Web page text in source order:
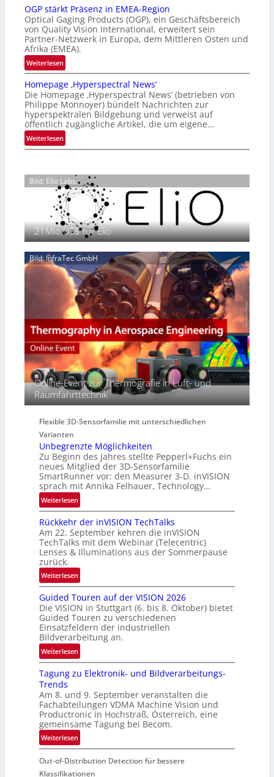
t
i
o
n
l
V
i
s
i
o
n
g
h
t
2
0
2
l
a
n
d
o
b
e
t
e
i
i
g
s
i
c
h
a
n
S
e
r
e
t
s
S
e
i
e
s
-
B
u
n
d
e
OGP stärkt Präsenz in EMEA-Region
Optical Gaging Products (OGP), ein Geschäftsbereich
von Quality Vision International, erweitert sein
Partner-Netzwerk in Europa, dem Mittleren Osten und
Afrika (EMEA).
Weiterlesen:
O
G
P
s
t
ä
r
P
r
ä
s
e
n
i
n
E
E
A
-
R
e
o
n
Homepage ‚Hyperspectral News‘
Die Homepage ‚Hyperspectral News‘ (betrieben von
Philippe Monnoyer) bündelt Nachrichten zur
hyperspektralen Bildgebung und verweist auf
öffentlich zugängliche Artikel, die um eigene…
Weiterlesen:
H
m
e
p
a
g
e
‚
H
y
p
s
p
e
c
r
a
l
N
s
‘
Bild: Elio Labs.
21Mio.US$ für Elio
Bild: InfraTec GmbH
Online-Event zur Thermografie in Luft- und
Raumfahrttechnik
Flexible 3D-Sensorfamilie mit unterschiedlichen
Varianten
Unbegrenzte Möglichkeiten
Zu Beginn des Jahres stellte Pepperl+Fuchs ein
neues Mitglied der 3D-Sensorfamilie
SmartRunner vor: den Measurer 3-D. inVISION
sprach mit Annika Felhauer, Technology…
Weiterlesen:
U
n
b
e
g
r
e
z
t
e
M
ö
g
l
c
h
k
e
i
Rückkehr der inVISION TechTalks
Am 22. September kehren die inVISION
TechTalks mit dem Webinar (Telecentric)
Lenses & Illuminations aus der Sommerpause
zurück.
Weiterlesen:
R
ü
c
k
k
e
h
d
e
r
i
n
V
I
S
I
Guided Touren auf der VISION 2026
Die VISION in Stuttgart (6. bis 8. Oktober) bietet
Guided Touren zu verschiedenen
Einsatzfeldern der industriellen
Bildverarbeitung an.
Weiterlesen:
G
u
d
e
d
T
o
Tagung zu Elektronik- und Bildverarbeitungs-
Trends
Am 8. und 9. September veranstalten die
Fachabteilungen VDMA Machine Vision und
Productronic in Hochstraß, Österreich, eine
gemeinsame Tagung bei Becom.
Weiterlesen:
T
a
g
Out-of-Distribution Detection für bessere
Klassifikationen